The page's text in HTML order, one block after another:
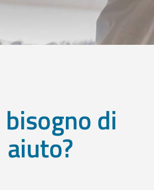
bisogno di
aiuto?